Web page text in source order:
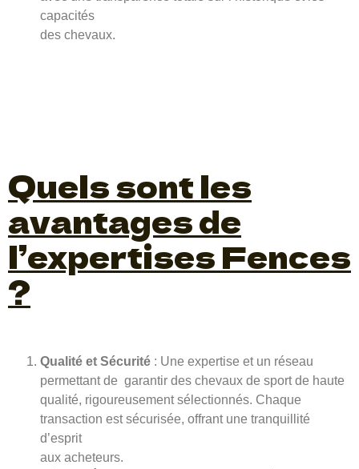
capacités
des chevaux.
Quels sont les
avantages de
l’expertises Fences
?
Qualité et Sécurité : Une expertise et un réseau
permettant de garantir des chevaux de sport de haute
qualité, rigoureusement sélectionnés. Chaque
transaction est sécurisée, offrant une tranquillité
d’esprit
aux acheteurs.